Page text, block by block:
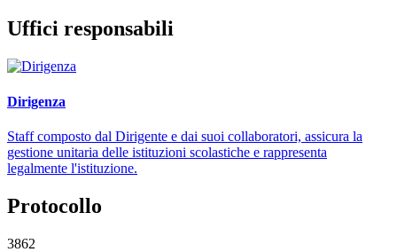
Uffici responsabili
Dirigenza
Staff composto dal Dirigente e dai suoi collaboratori, assicura la
gestione unitaria delle istituzioni scolastiche e rappresenta
legalmente l'istituzione.
Protocollo
3862